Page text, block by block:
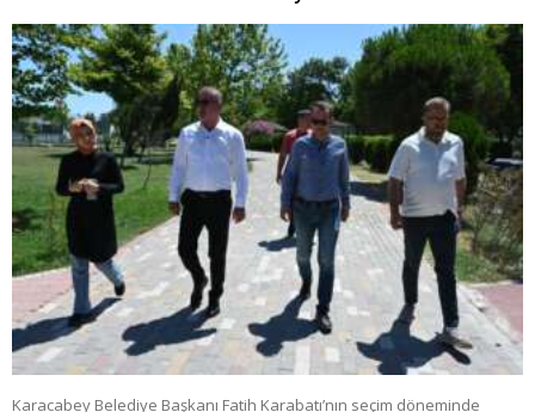
Karacabey Belediye Başkanı Fatih Karabatı’nın seçim döneminde